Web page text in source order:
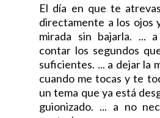
El día en que te
directamente a los ojos
mirada sin bajarla. ...
contar los segundos
suficientes. ... a dejar la
cuando me tocas y te
un tema que ya está
guionizado. ... a no